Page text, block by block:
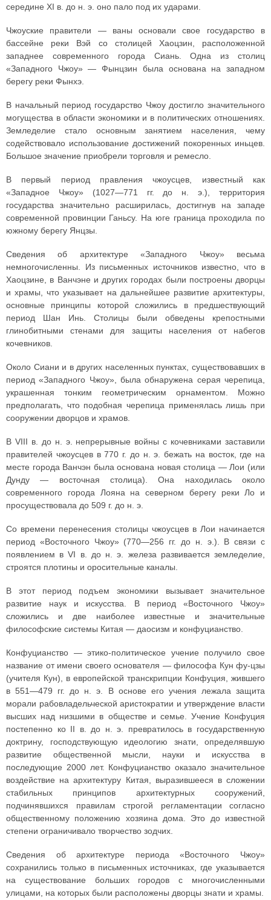
середине XI в. до н. э. оно пало под их ударами.
Чжоуские правители — ваны основали свое государство в
бассейне реки Вэй со столицей Хаоцзин, расположенной
западнее современного города Сиань. Одна из столиц
«Западного Чжоу» — Фынцзин была основана на западном
берегу реки Фынхэ.
В начальный период государство Чжоу достигло значительного
могущества в области экономики и в политических отношениях.
Земледелие стало основным занятием населения, чему
содействовало использование достижений покоренных иньцев.
Большое значение приобрели торговля и ремесло.
В первый период правления чжоусцев, известный как
«Западное Чжоу» (1027—771 гг. до н. э.), территория
государства значительно расширилась, достигнув на западе
современной провинции Ганьсу. На юге граница проходила по
южному берегу Янцзы.
Сведения об архитектуре «Западного Чжоу» весьма
немногочисленны. Из письменных источников известно, что в
Хаоцзине, в Ванчэне и других городах были построены дворцы
и храмы, что указывает на дальнейшее развитие архитектуры,
основные принципы которой сложились в предшествующий
период Шан Инь. Столицы были обведены крепостными
глинобитными стенами для защиты населения от набегов
кочевников.
Около Сиани и в других населенных пунктах, существовавших в
период «Западного Чжоу», была обнаружена серая черепица,
украшенная тонким геометрическим орнаментом. Можно
предполагать, что подобная черепица применялась лишь при
сооружении дворцов и храмов.
В VIII в. до н. э. непрерывные войны с кочевниками заставили
правителей чжоусцев в 770 г. до н. э. бежать на восток, где на
месте города Ванчэн была основана новая столица — Лои (или
Дунду — восточная столица). Она находилась около
современного города Лояна на северном берегу реки Ло и
просуществовала до 509 г. до н. э.
Со времени перенесения столицы чжоусцев в Лои начинается
период «Восточного Чжоу» (770—256 гг. до н. э.). В связи с
появлением в VI в. до н. э. железа развивается земледелие,
строятся плотины и оросительные каналы.
В этот период подъем экономики вызывает значительное
развитие наук и искусства. В период «Восточного Чжоу»
сложились и две наиболее известные и значительные
философские системы Китая — даосизм и конфуцианство.
Конфуцианство — этико-политическое учение получило свое
название от имени своего основателя — философа Кун фу-цзы
(учителя Кун), в европейской транскрипции Конфуция, жившего
в 551—479 гг. до н. э. В основе его учения лежала защита
морали рабовладельческой аристократии и утверждение власти
высших над низшими в обществе и семье. Учение Конфуция
постепенно ко II в. до н. э. превратилось в государственную
доктрину, господствующую идеологию знати, определявшую
развитие общественной мысли, науки и искусства в
последующие 2000 лет. Конфуцианство оказало значительное
воздействие на архитектуру Китая, выразившееся в сложении
стабильных принципов архитектурных сооружений,
подчинявшихся правилам строгой регламентации согласно
общественному положению хозяина дома. Это до известной
степени ограничивало творчество зодчих.
Сведения об архитектуре периода «Восточного Чжоу»
сохранились только в письменных источниках, где указывается
на существование больших городов с многочисленными
улицами, на которых были расположены дворцы знати и храмы.